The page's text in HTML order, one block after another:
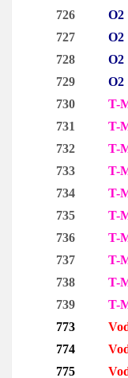
726
O2
727
O2
728
O2
729
O2
730
T-
731
T-
732
T-
733
T-
734
T-
735
T-
736
T-
737
T-
738
T-
739
T-
773
774
775